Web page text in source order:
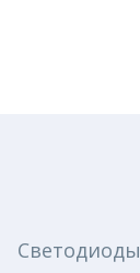
Светодиоды